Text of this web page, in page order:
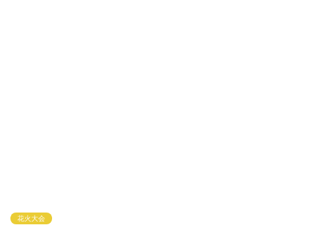
花火大会